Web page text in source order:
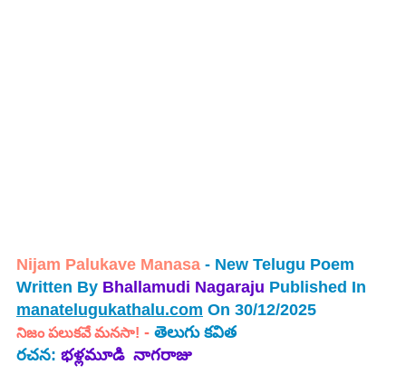
Nijam Palukave Manasa - New Telugu Poem
Written By Bhallamudi Nagaraju Published In
manatelugukathalu.com On 30/12/2025
నిజం పలుకవే మనసా! - తెలుగు కవిత
రచన: భళ్లమూడి  నాగరాజు